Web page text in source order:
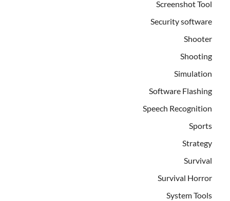
Screenshot Tool
Security software
Shooter
Shooting
Simulation
Software Flashing
Speech Recognition
Sports
Strategy
Survival
Survival Horror
System Tools